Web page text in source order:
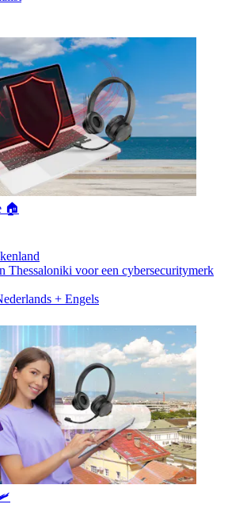
🏠
Thessaloniki voor een cybersecuritymerk
+ Engels
🛩️